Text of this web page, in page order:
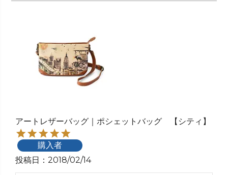
アートレザーバッグ｜ポシェットバッグ 【シティ】
購入者
投稿日
2018/02/14